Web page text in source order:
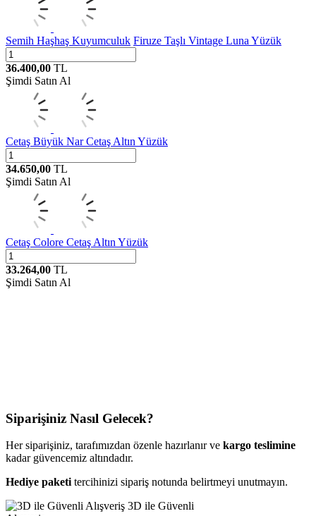
Semih Haşhaş Kuyumculuk Firuze Taşlı Vintage Luna Yüzük
36.400,00 TL
Şimdi Satın Al
Cetaş Büyük Nar Cetaş Altın Yüzük
34.650,00 TL
Şimdi Satın Al
Cetaş Colore Cetaş Altın Yüzük
33.264,00 TL
Şimdi Satın Al
Siparişiniz Nasıl Gelecek?
Her siparişiniz, tarafımızdan özenle hazırlanır ve kargo teslimine
kadar güvencemiz altındadır.
Hediye paketi tercihinizi sipariş notunda belirtmeyi unutmayın.
3D ile Güvenli